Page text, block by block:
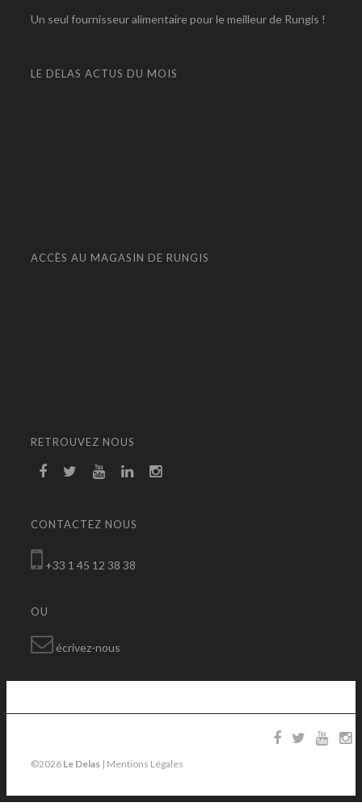
Un seul fournisseur alimentaire pour le meilleur de Rungis !
LE DELAS ACTUS DU MOIS
ACCÈS AU MAGASIN DE RUNGIS
RETROUVEZ NOUS
CONTACTEZ NOUS
+33 1 45 12 38 38
OU
écrivez-nous
©2026 Le Delas | Mentions Légales